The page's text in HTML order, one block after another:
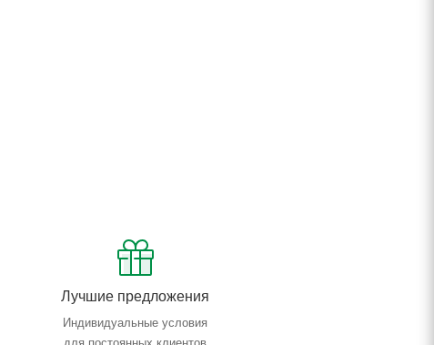
Лучшие предложения
Индивидуальные условия